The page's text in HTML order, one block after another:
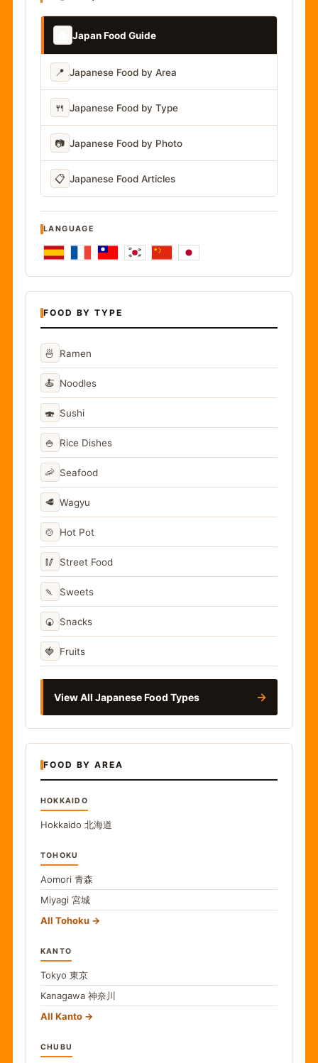
Japan Food Guide
📍 Japanese Food by Area
🍴 Japanese Food by Type
📷 Japanese Food by Photo
📋 Japanese Food Articles
LANGUAGE
FOOD BY TYPE
🍜 Ramen
🍝 Noodles
🍣 Sushi
🍚 Rice Dishes
🦐 Seafood
🥩 Wagyu
🍲 Hot Pot
🥢 Street Food
🍡 Sweets
🍘 Snacks
🍓 Fruits
View All Japanese Food Types →
FOOD BY AREA
HOKKAIDO
Hokkaido 北海道
TOHOKU
Aomori 青森
Miyagi 宮城
All Tohoku
KANTO
Tokyo 東京
Kanagawa 神奈川
All Kanto
CHUBU